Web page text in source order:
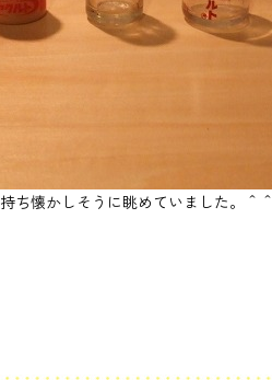
ち懐かしそうに眺めていました。＾＾